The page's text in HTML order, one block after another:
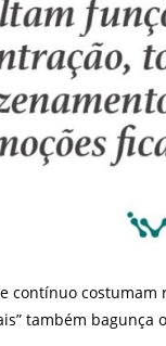
contínuo
também